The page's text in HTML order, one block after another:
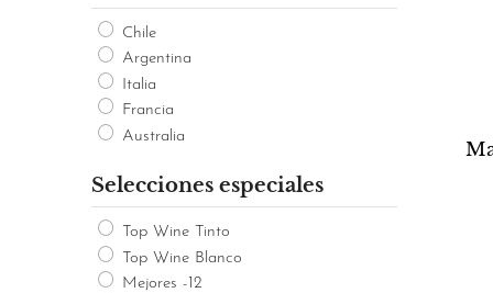
Chile
Argentina
Italia
Francia
Australia
Selecciones especiales
Top Wine Tinto
Top Wine Blanco
Mejores -12